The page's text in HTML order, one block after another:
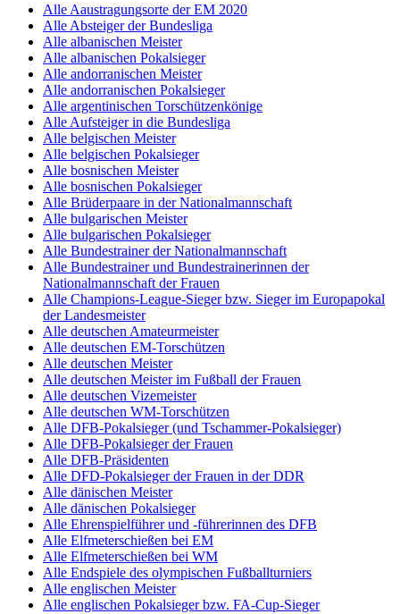
Alle Aaustragungsorte der EM 2020
Alle Absteiger der Bundesliga
Alle albanischen Meister
Alle albanischen Pokalsieger
Alle andorranischen Meister
Alle andorranischen Pokalsieger
Alle argentinischen Torschützenkönige
Alle Aufsteiger in die Bundesliga
Alle belgischen Meister
Alle belgischen Pokalsieger
Alle bosnischen Meister
Alle bosnischen Pokalsieger
Alle Brüderpaare in der Nationalmannschaft
Alle bulgarischen Meister
Alle bulgarischen Pokalsieger
Alle Bundestrainer der Nationalmannschaft
Alle Bundestrainer und Bundestrainerinnen der
Nationalmannschaft der Frauen
Alle Champions-League-Sieger bzw. Sieger im Europapokal
der Landesmeister
Alle deutschen Amateurmeister
Alle deutschen EM-Torschützen
Alle deutschen Meister
Alle deutschen Meister im Fußball der Frauen
Alle deutschen Vizemeister
Alle deutschen WM-Torschützen
Alle DFB-Pokalsieger (und Tschammer-Pokalsieger)
Alle DFB-Pokalsieger der Frauen
Alle DFB-Präsidenten
Alle DFD-Pokalsieger der Frauen in der DDR
Alle dänischen Meister
Alle dänischen Pokalsieger
Alle Ehrenspielführer und -führerinnen des DFB
Alle Elfmeterschießen bei EM
Alle Elfmeterschießen bei WM
Alle Endspiele des olympischen Fußballturniers
Alle englischen Meister
Alle englischen Pokalsieger bzw. FA-Cup-Sieger